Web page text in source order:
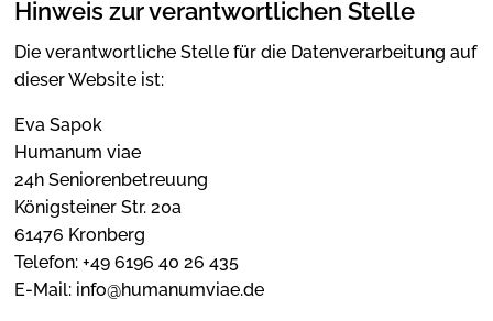
Hinweis zur verantwortlichen Stelle
Die verantwortliche Stelle für die Datenverarbeitung auf
dieser Website ist:
Eva Sapok
Humanum viae
24h Seniorenbetreuung
Königsteiner Str. 20a
61476 Kronberg
Telefon: +49 6196 40 26 435
E-Mail: info@humanumviae.de